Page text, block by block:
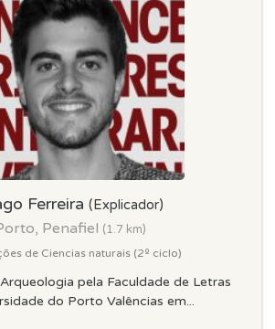
Ferreira (Explicador)
Penafiel (1.7 km)
de Ciencias naturais (2º ciclo)
pela Faculdade de Letras
do Porto Valências em...